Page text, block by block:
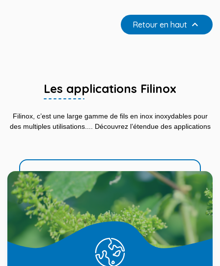
Retour en haut 
Les applications Filinox
Filinox, c’est une large gamme de fils en inox inoxydables pour
des multiples utilisations.... Découvrez l’étendue des applications